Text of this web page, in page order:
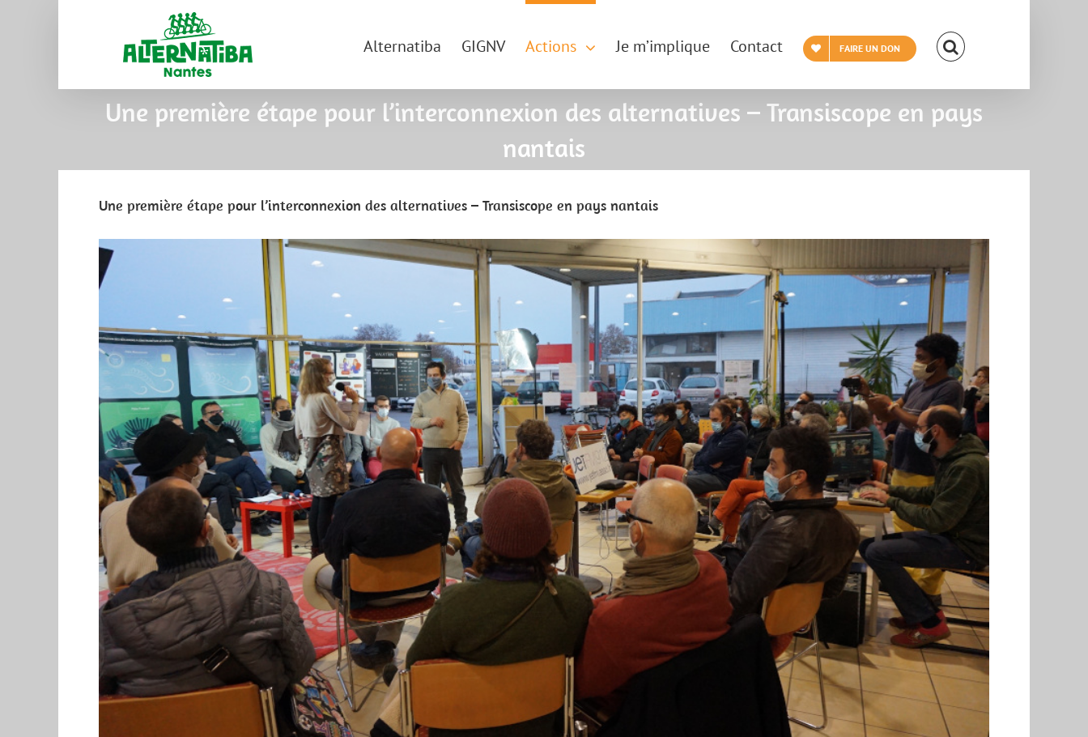
Alternatiba GIGNV Actions Je m’implique Contact FAIRE UN DON
Une première étape pour l’interconnexion des alternatives – Transiscope en pays
nantais
Une première étape pour l’interconnexion des alternatives – Transiscope en pays nantais
View
Larger
Image